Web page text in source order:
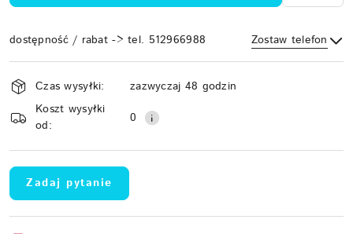
dostępność / rabat -> tel. 512966988 Zostaw telefon
Wyślij
Dostępność
i
dostawa
Czas wysyłki:
zazwyczaj 48 godzin
Koszt wysyłki
od:
0
Zadaj pytanie